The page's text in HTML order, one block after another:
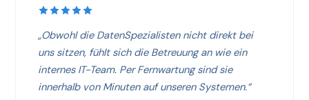
„Obwohl die DatenSpezialisten nicht direkt bei
uns sitzen, fühlt sich die Betreuung an wie ein
internes IT-Team. Per Fernwartung sind sie
innerhalb von Minuten auf unseren Systemen.“